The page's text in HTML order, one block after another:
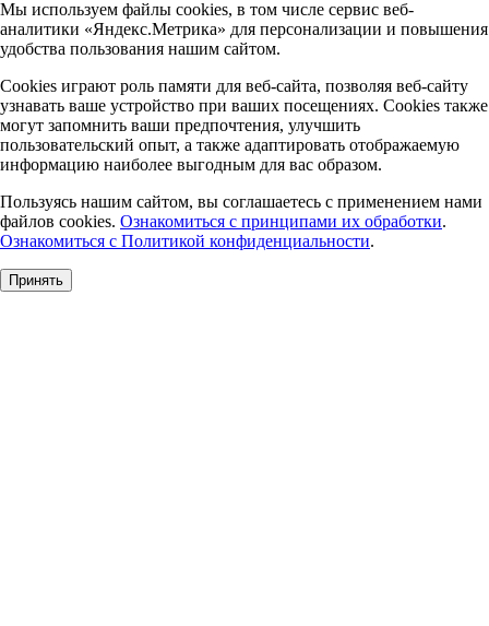
Мы используем файлы cookies, в том числе сервис веб-
аналитики «Яндекс.Метрика» для персонализации и повышения
удобства пользования нашим сайтом.
Cookies играют роль памяти для веб-сайта, позволяя веб-сайту
узнавать ваше устройство при ваших посещениях. Cookies также
могут запомнить ваши предпочтения, улучшить
пользовательский опыт, а также адаптировать отображаемую
информацию наиболее выгодным для вас образом.
Пользуясь нашим сайтом, вы соглашаетесь с применением нами
файлов cookies. Ознакомиться с принципами их обработки.
Ознакомиться с Политикой конфиденциальности.
Принять